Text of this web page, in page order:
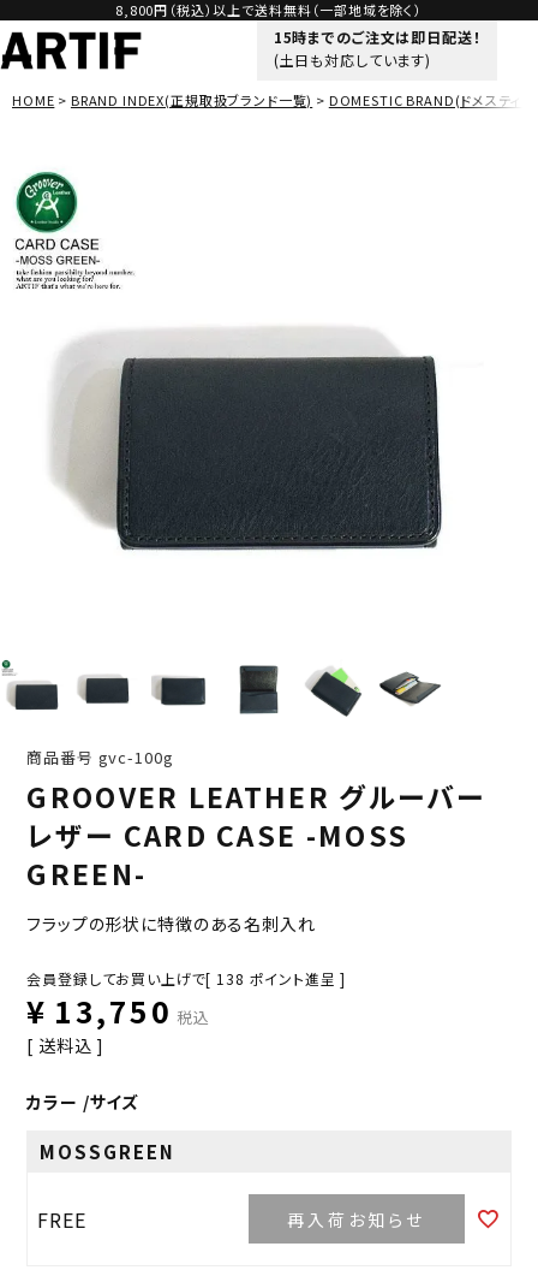
8,800円（税込）以上で送料無料（一部地域を除く）
15時までのご注文は即日配送！
(土日も対応しています)
HOME BRAND INDEX(正規取扱ブランド一覧) DOMESTIC BRAND(ドメスティッ
商品番号 gvc-100g
GROOVER LEATHER グルーバー
レザー CARD CASE -MOSS
GREEN-
フラップの形状に特徴のある名刺入れ
会員登録してお買い上げで[ 138 ポイント進呈 ]
¥ 13,750 税込
送料込
カラー サイズ
MOSSGREEN
FREE 再入荷お知らせ